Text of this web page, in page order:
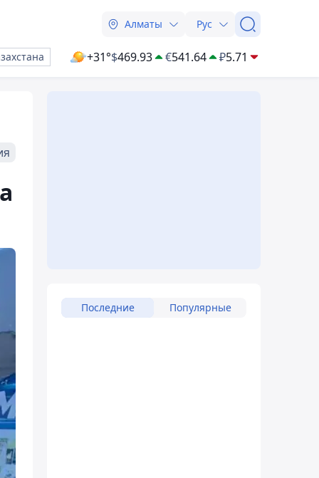
Алматы Рус
+31°$469.93 €541.64 ₽5.71
Последние Популярные